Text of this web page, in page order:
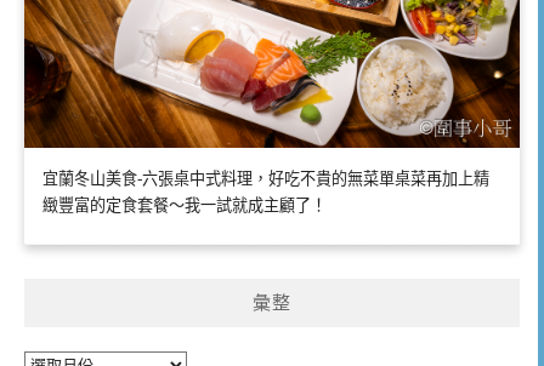
宜蘭冬山美食-六張桌中式料理，好吃不貴的無菜單桌菜再加上精
緻豐富的定食套餐～我一試就成主顧了！
彙整